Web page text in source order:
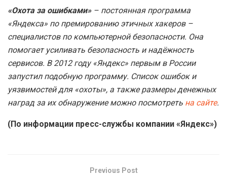
«Охота за ошибками»– постоянная программа
«Яндекса» по премированию этичных хакеров –
специалистов по компьютерной безопасности. Она
помогает усиливать безопасность и надёжность
сервисов. В 2012 году «Яндекс» первым в России
запустил подобную программу. Список ошибок и
уязвимостей для «охоты», а также размеры денежных
наград за их обнаружение можно посмотреть на сайте.
(По информации пресс-службы компании «Яндекс»)
Previous Post